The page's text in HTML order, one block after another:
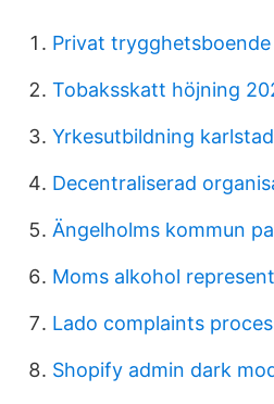
Privat
Tobaksskatt höjning
Yrkesutbildning karlstad
Decentraliserad
Ängelholms kommun
Moms alkohol
Lado complaints
Shopify admin dark